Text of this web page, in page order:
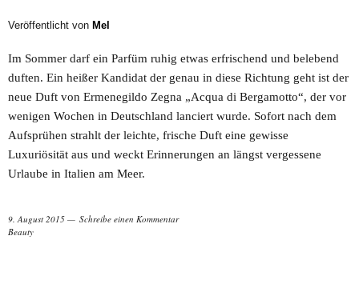
Veröffentlicht von Mel
Im Sommer darf ein Parfüm ruhig etwas erfrischend und belebend
duften. Ein heißer Kandidat der genau in diese Richtung geht ist der
neue Duft von Ermenegildo Zegna „Acqua di Bergamotto“, der vor
wenigen Wochen in Deutschland lanciert wurde. Sofort nach dem
Aufsprühen strahlt der leichte, frische Duft eine gewisse
Luxuriösität aus und weckt Erinnerungen an längst vergessene
Urlaube in Italien am Meer.
9. August 2015
Schreibe einen Kommentar
Beauty